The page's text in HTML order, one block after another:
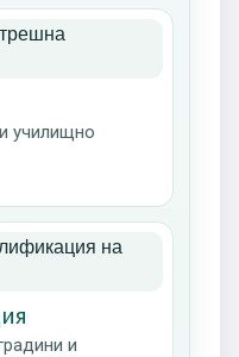
училищно
и